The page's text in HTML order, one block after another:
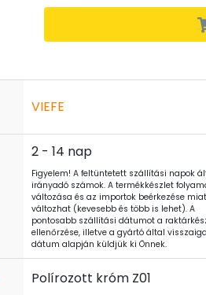
VIEFE
2 - 14 nap
Figyelem! A feltüntetett szállítási napok
irányadó számok. A termékkészlet
változása és az importok beérkezése
változhat (kevesebb és több is lehet). A
pontosabb szállítási dátumot a
ellenőrzése, illetve a gyártó által
dátum alapján küldjük ki Önnek.
Polírozott króm Z01